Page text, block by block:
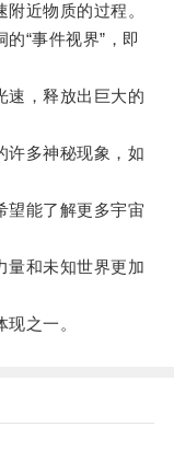
近物质的过程。
“事件视界”，即
，释放出巨大的
多神秘现象，如
能了解更多宇宙
和未知世界更加
之一。